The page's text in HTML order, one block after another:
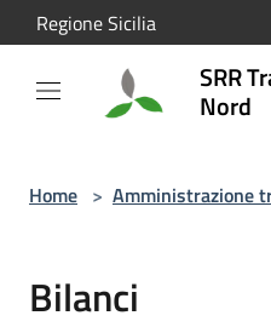
Salta al contenuto principale
Regione Sicilia
SRR
Nord
Home > Amministrazione
Bilanci